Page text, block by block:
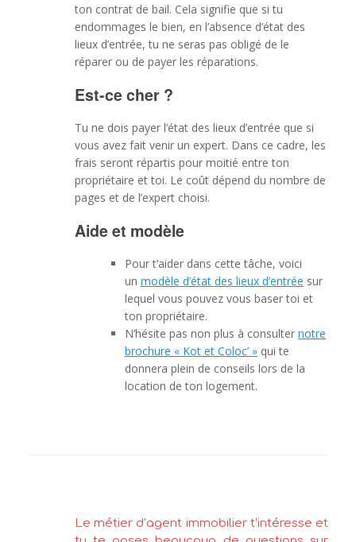
ton contrat de bail. Cela signifie que si tu
endommages le bien, en l’absence d’état des
lieux d’entrée, tu ne seras pas obligé de le
réparer ou de payer les réparations.
Est-ce cher ?
Tu ne dois payer l’état des lieux d’entrée que si
vous avez fait venir un expert. Dans ce cadre, les
frais seront répartis pour moitié entre ton
propriétaire et toi. Le coût dépend du nombre de
pages et de l’expert choisi.
Aide et modèle
Pour t’aider dans cette tâche, voici
un modèle d’état des lieux d’entrée sur
lequel vous pouvez vous baser toi et
ton propriétaire.
N’hésite pas non plus à consulter notre
brochure « Kot et Coloc’ »qui te
donnera plein de conseils lors de la
location de ton logement.
Le métier d’agent immobilier t’intéresse et